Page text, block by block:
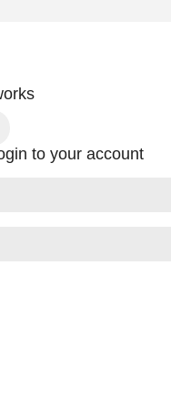
to your account